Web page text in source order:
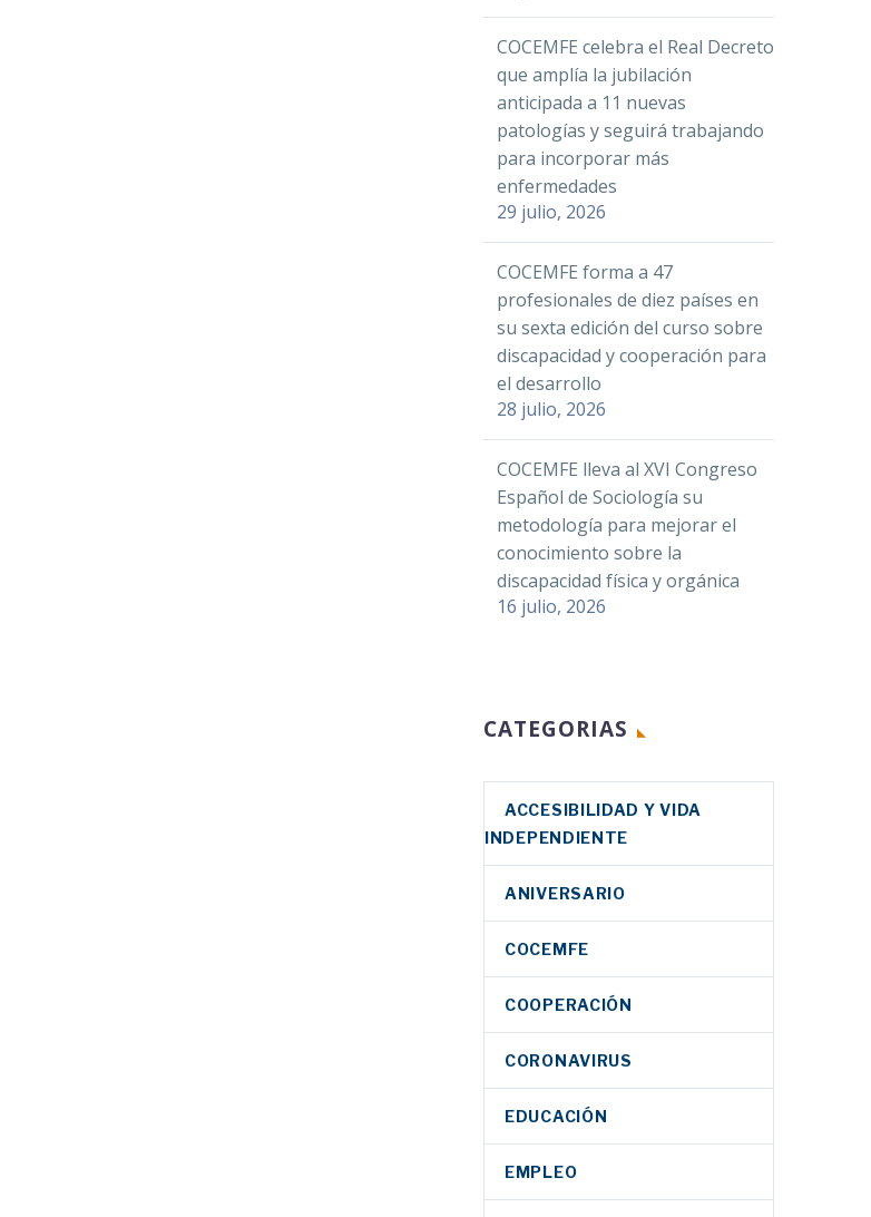
COCEMFE celebra el Real Decreto
que amplía la jubilación
anticipada a 11 nuevas
patologías y seguirá trabajando
para incorporar más
enfermedades
29 julio, 2026
COCEMFE forma a 47
profesionales de diez países en
su sexta edición del curso sobre
discapacidad y cooperación para
el desarrollo
28 julio, 2026
COCEMFE lleva al XVI Congreso
Español de Sociología su
metodología para mejorar el
conocimiento sobre la
discapacidad física y orgánica
16 julio, 2026
CATEGORIAS
ACCESIBILIDAD Y VIDA
INDEPENDIENTE
ANIVERSARIO
COCEMFE
COOPERACIÓN
CORONAVIRUS
EDUCACIÓN
EMPLEO